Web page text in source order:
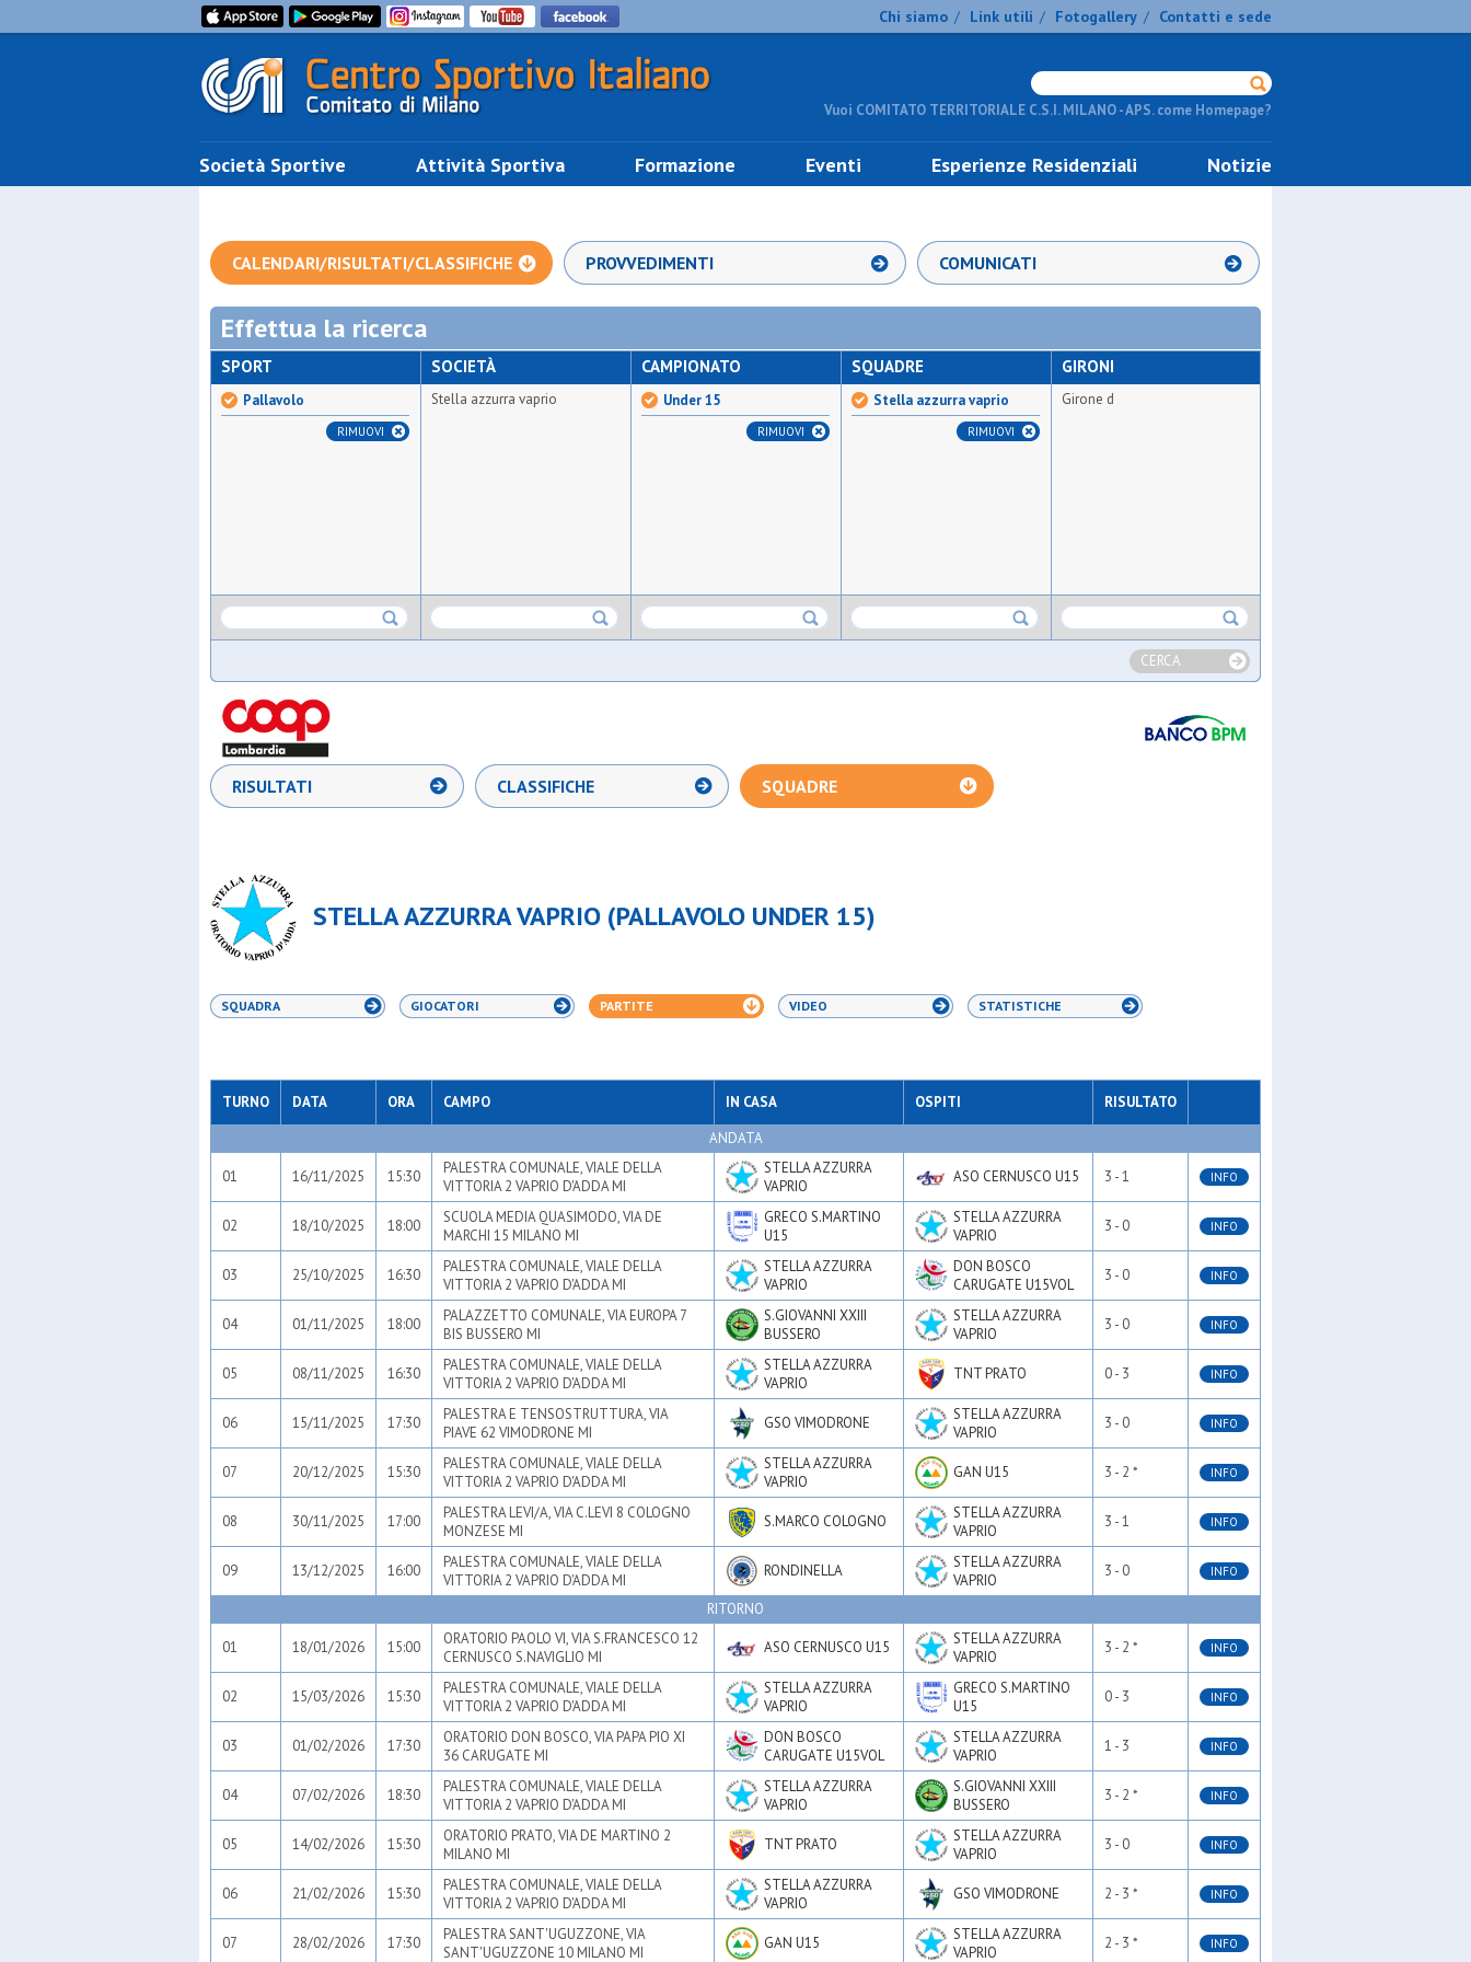
Chi siamo / Link utili / Fotogallery / Contatti e sede
Vuoi COMITATO TERRITORIALE C.S.I. MILANO - APS. come Homepage?
Società Sportive Attività Sportiva Formazione Eventi Esperienze Residenziali Notizie
CALENDARI/RISULTATI/CLASSIFICHE PROVVEDIMENTI COMUNICATI
Effettua la ricerca
SPORT
Pallavolo
RIMUOVI
SOCIETÀ
Stella azzurra vaprio
CAMPIONATO
Under 15
RIMUOVI
SQUADRE
Stella azzurra vaprio
RIMUOVI
GIRONI
Girone d
CERCA
RISULTATI CLASSIFICHE SQUADRE
STELLA AZZURRA VAPRIO (PALLAVOLO UNDER 15)
SQUADRA GIOCATORI PARTITE VIDEO STATISTICHE
TURNO DATA ORA CAMPO IN CASA OSPITI
RISULTATO
ANDATA
01 16/11/2025 15:30
PALESTRA COMUNALE, VIALE DELLA
VITTORIA 2 VAPRIO D'ADDA MI
STELLA AZZURRA
VAPRIO
ASO CERNUSCO U15 3 - 1 INFO
02 18/10/2025 18:00
SCUOLA MEDIA QUASIMODO, VIA DE
MARCHI 15 MILANO MI
GRECO S.MARTINO
U15
STELLA AZZURRA
VAPRIO
3 - 0 INFO
03 25/10/2025 16:30
PALESTRA COMUNALE, VIALE DELLA
VITTORIA 2 VAPRIO D'ADDA MI
STELLA AZZURRA
VAPRIO
DON BOSCO
CARUGATE U15VOL
3 - 0 INFO
04 01/11/2025 18:00
PALAZZETTO COMUNALE, VIA EUROPA 7
BIS BUSSERO MI
S.GIOVANNI XXIII
BUSSERO
STELLA AZZURRA
VAPRIO
3 - 0 INFO
05 08/11/2025 16:30
PALESTRA COMUNALE, VIALE DELLA
VITTORIA 2 VAPRIO D'ADDA MI
STELLA AZZURRA
VAPRIO
TNT PRATO 0 - 3 INFO
06 15/11/2025 17:30
PALESTRA E TENSOSTRUTTURA, VIA
PIAVE 62 VIMODRONE MI
GSO VIMODRONE
STELLA AZZURRA
VAPRIO
3 - 0 INFO
07 20/12/2025 15:30
PALESTRA COMUNALE, VIALE DELLA
VITTORIA 2 VAPRIO D'ADDA MI
STELLA AZZURRA
VAPRIO
GAN U15 3 - 2 * INFO
08 30/11/2025 17:00
PALESTRA LEVI/A, VIA C.LEVI 8 COLOGNO
MONZESE MI
S.MARCO COLOGNO
STELLA AZZURRA
VAPRIO
3 - 1 INFO
09 13/12/2025 16:00
PALESTRA COMUNALE, VIALE DELLA
VITTORIA 2 VAPRIO D'ADDA MI
RONDINELLA
STELLA AZZURRA
VAPRIO
3 - 0 INFO
RITORNO
01 18/01/2026 15:00
ORATORIO PAOLO VI, VIA S.FRANCESCO 12
CERNUSCO S.NAVIGLIO MI
ASO CERNUSCO U15
STELLA AZZURRA
VAPRIO
3 - 2 * INFO
02 15/03/2026 15:30
PALESTRA COMUNALE, VIALE DELLA
VITTORIA 2 VAPRIO D'ADDA MI
STELLA AZZURRA
VAPRIO
GRECO S.MARTINO
U15
0 - 3 INFO
03 01/02/2026 17:30
ORATORIO DON BOSCO, VIA PAPA PIO XI
36 CARUGATE MI
DON BOSCO
CARUGATE U15VOL
STELLA AZZURRA
VAPRIO
1 - 3 INFO
04 07/02/2026 18:30
PALESTRA COMUNALE, VIALE DELLA
VITTORIA 2 VAPRIO D'ADDA MI
STELLA AZZURRA
VAPRIO
S.GIOVANNI XXIII
BUSSERO
3 - 2 * INFO
05 14/02/2026 15:30
ORATORIO PRATO, VIA DE MARTINO 2
MILANO MI
TNT PRATO
STELLA AZZURRA
VAPRIO
3 - 0 INFO
06 21/02/2026 15:30
PALESTRA COMUNALE, VIALE DELLA
VITTORIA 2 VAPRIO D'ADDA MI
STELLA AZZURRA
VAPRIO
GSO VIMODRONE 2 - 3 * INFO
07 28/02/2026 17:30
PALESTRA SANT'UGUZZONE, VIA
SANT'UGUZZONE 10 MILANO MI
GAN U15
STELLA AZZURRA
VAPRIO
2 - 3 * INFO